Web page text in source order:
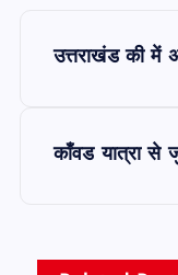
उत्तराखंड की में
काँवड यात्रा से